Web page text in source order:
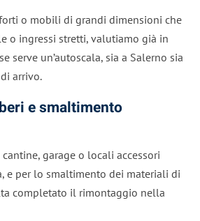
o mobili di grandi dimensioni che
o ingressi stretti, valutiamo già in
serve un’autoscala, sia a Salerno sia
arrivo.
e smaltimento
garage o locali accessori
e per lo smaltimento dei materiali di
completato il rimontaggio nella